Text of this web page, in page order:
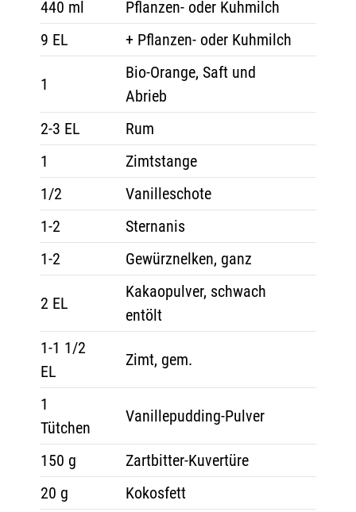
440 ml
Pflanzen- oder Kuhmilch
9 EL
+ Pflanzen- oder Kuhmilch
1
Bio-Orange, Saft und
Abrieb
2-3 EL
Rum
1
Zimtstange
1/2
Vanilleschote
1-2
Sternanis
1-2
Gewürznelken, ganz
2 EL
Kakaopulver, schwach
entölt
1-1 1/2
EL
Zimt, gem.
1
Tütchen
Vanillepudding-Pulver
150 g
Zartbitter-Kuvertüre
20 g
Kokosfett